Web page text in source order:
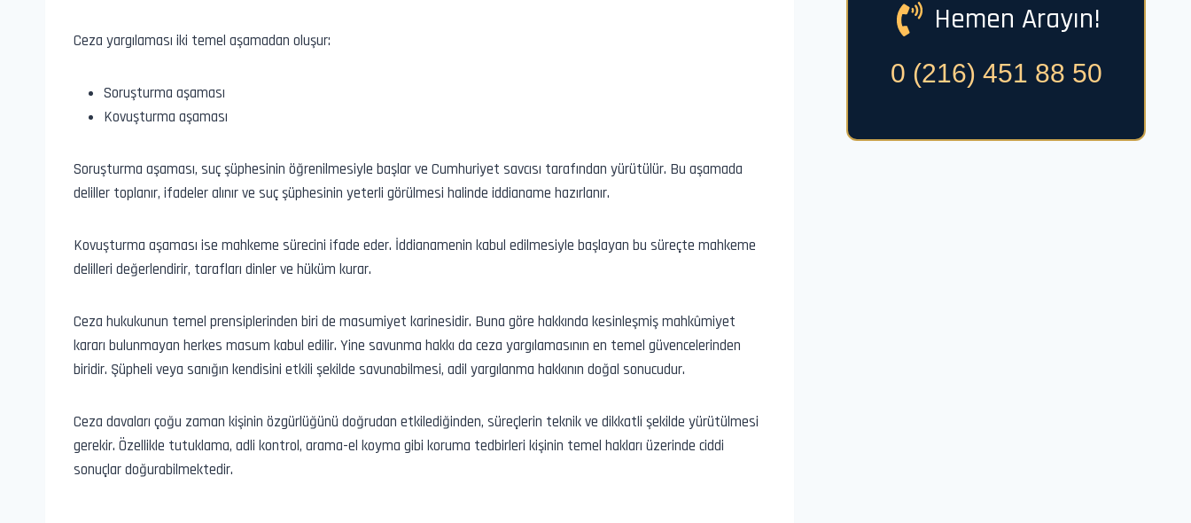
Ceza yargılaması iki temel aşamadan oluşur:
Soruşturma aşaması
Kovuşturma aşaması
Soruşturma aşaması, suç şüphesinin öğrenilmesiyle başlar ve Cumhuriyet savcısı tarafından yürütülür. Bu aşamada
deliller toplanır, ifadeler alınır ve suç şüphesinin yeterli görülmesi halinde iddianame hazırlanır.
Kovuşturma aşaması ise mahkeme sürecini ifade eder. İddianamenin kabul edilmesiyle başlayan bu süreçte mahkeme
delilleri değerlendirir, tarafları dinler ve hüküm kurar.
Ceza hukukunun temel prensiplerinden biri de masumiyet karinesidir. Buna göre hakkında kesinleşmiş mahkûmiyet
kararı bulunmayan herkes masum kabul edilir. Yine savunma hakkı da ceza yargılamasının en temel güvencelerinden
biridir. Şüpheli veya sanığın kendisini etkili şekilde savunabilmesi, adil yargılanma hakkının doğal sonucudur.
Ceza davaları çoğu zaman kişinin özgürlüğünü doğrudan etkilediğinden, süreçlerin teknik ve dikkatli şekilde yürütülmesi
gerekir. Özellikle tutuklama, adli kontrol, arama-el koyma gibi koruma tedbirleri kişinin temel hakları üzerinde ciddi
sonuçlar doğurabilmektedir.
Hemen Arayın!
0 (216) 451 88 50